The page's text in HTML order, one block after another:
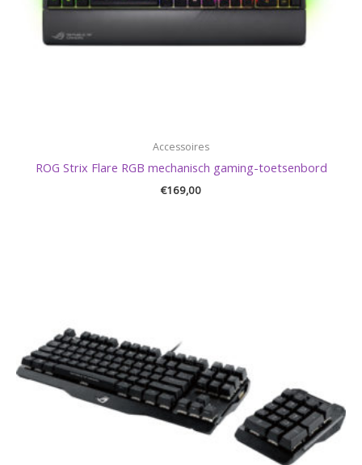
Accessoires
ROG Strix Flare RGB mechanisch gaming-toetsenbord
€169,00